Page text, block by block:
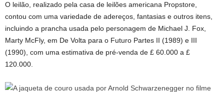
O leilão, realizado pela casa de leilões americana Propstore,
contou com uma variedade de adereços, fantasias e outros itens,
incluindo a prancha usada pelo personagem de Michael J. Fox,
Marty McFly, em De Volta para o Futuro Partes II (1989) e III
(1990), com uma estimativa de pré-venda de £ 60.000 a £
120.000.